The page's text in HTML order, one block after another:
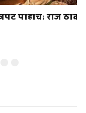
राज ठाकरेंचं